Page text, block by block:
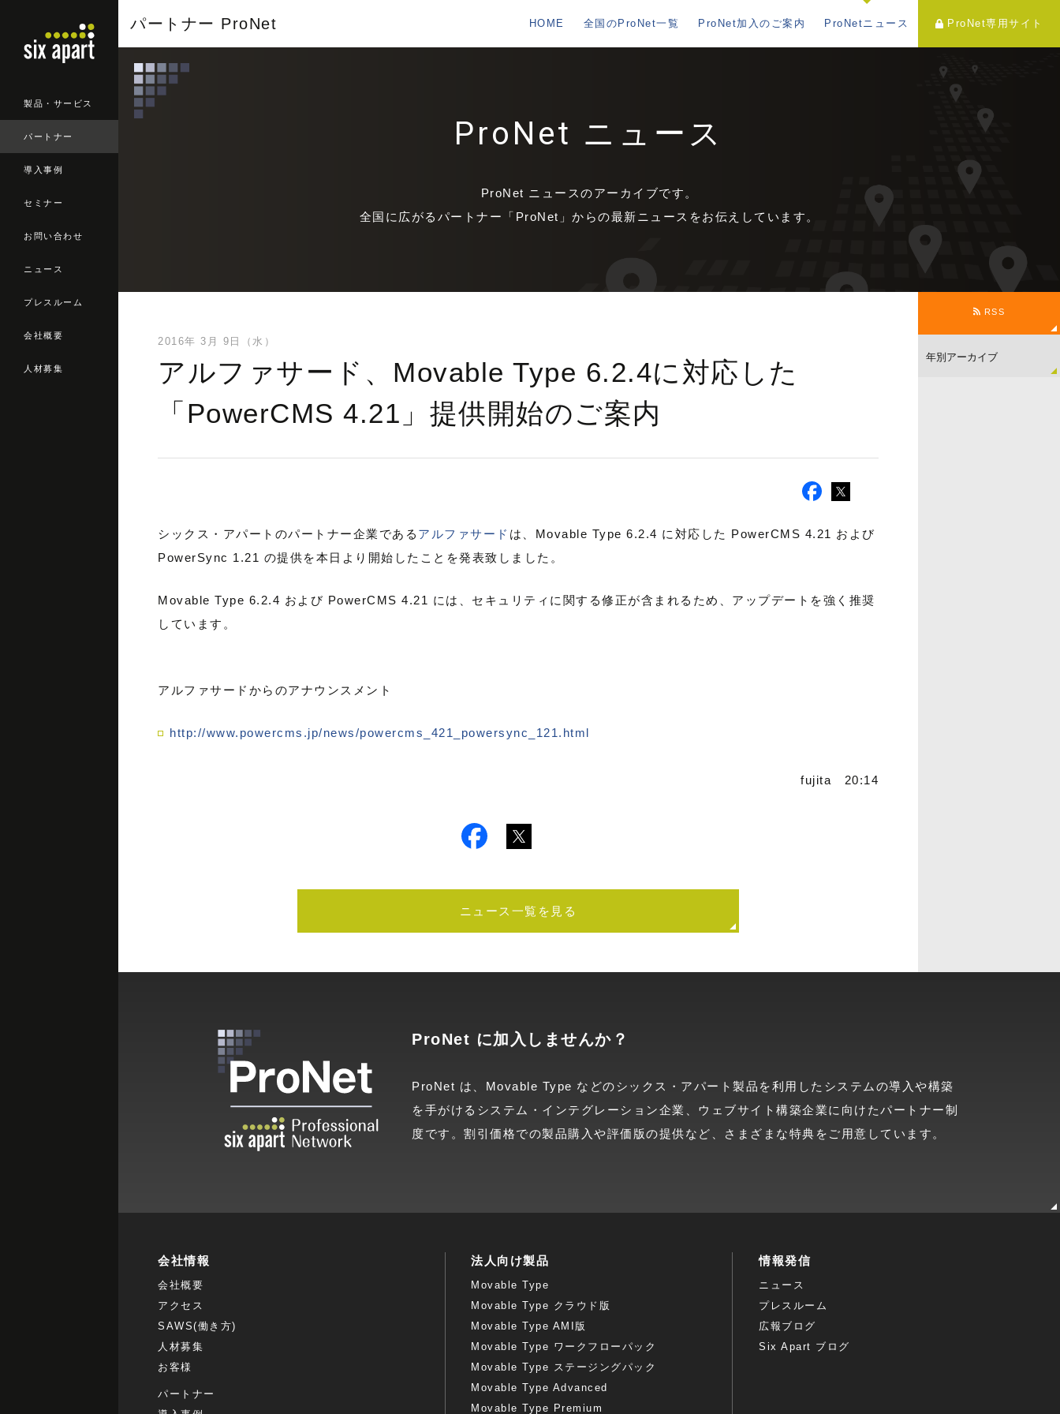
製品・サービス
パートナー
導入事例
セミナー
お問い合わせ
ニュース
プレスルーム
会社概要
人材募集
パートナー ProNet HOME 全国のProNet一覧 ProNet加入のご案内 ProNetニュース ProNet専用サイト
ProNet ニュース
ProNet ニュースのアーカイブです。
全国に広がるパートナー「ProNet」からの最新ニュースをお伝えしています。
2016年 3月 9日（水）
アルファサード、Movable Type 6.2.4に対応した
「PowerCMS 4.21」提供開始のご案内
シックス・アパートのパートナー企業である アルファサード は、Movable Type 6.2.4 に対応した PowerCMS 4.21 および
PowerSync 1.21 の提供を本日より開始したことを発表致しました。
Movable Type 6.2.4 および PowerCMS 4.21 には、セキュリティに関する修正が含まれるため、アップデートを強く推奨
しています。
アルファサードからのアナウンスメント
http://www.powercms.jp/news/powercms_421_powersync_121.html
fujita 20:14
ニュース一覧を見る
RSS
ProNet に加入しませんか？
ProNet は、Movable Type などのシックス・アパート製品を利用したシステムの導入や構築
を手がけるシステム・インテグレーション企業、ウェブサイト構築企業に向けたパートナー制
度です。割引価格での製品購入や評価版の提供など、さまざまな特典をご用意しています。
会社情報
会社概要
アクセス
SAWS(働き方)
人材募集
お客様
パートナー
法人向け製品
Movable Type
Movable Type クラウド版
Movable Type AMI版
Movable Type ワークフローパック
Movable Type ステージングパック
Movable Type Advanced
Movable Type Premium
情報発信
ニュース
プレスルーム
広報ブログ
Six Apart ブログ